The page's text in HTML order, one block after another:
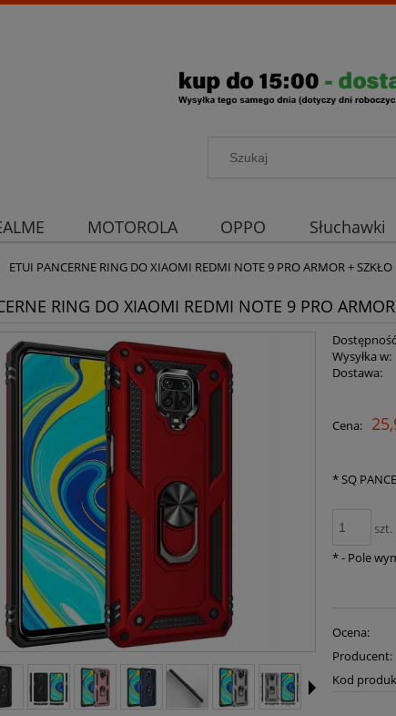
MOTOROLA OPPO Słuchawki
aparatu Strona główna
ETUI PANCERNE RING DO XIAOMI REDMI NOTE 9 PRO ARMOR + SZKŁO
RING DO XIAOMI REDMI NOTE 9 PRO
Wysyłka w:
Dostawa:
Cena:
*SQ
szt.
*- Pole
Ocena:
Producent:
Kod